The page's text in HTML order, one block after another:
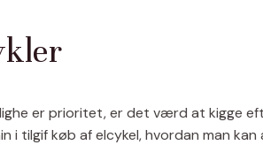
er prioritet, er det værd at kigge
i tilgif køb af elcykel, hvordan man